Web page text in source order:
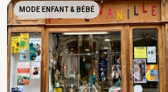
MODE ENFANT & BÉBÉ